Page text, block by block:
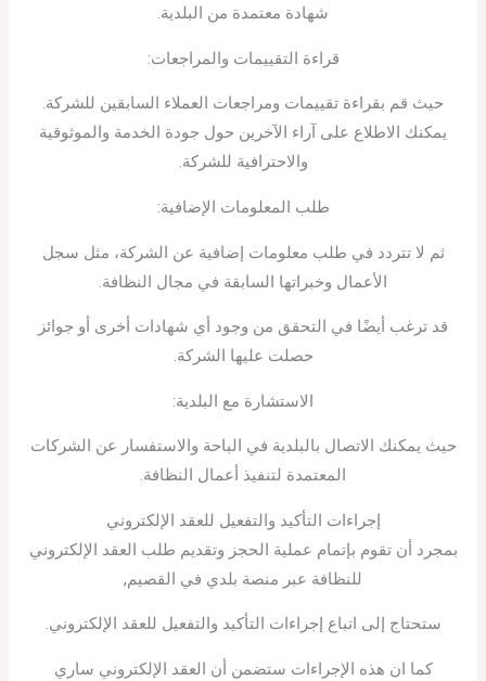
شهادة معتمدة من البلدية.
قراءة التقييمات والمراجعات:
حيث قم بقراءة تقييمات ومراجعات العملاء السابقين للشركة.
يمكنك الاطلاع على آراء الآخرين حول جودة الخدمة والموثوقية
والاحترافية للشركة.
طلب المعلومات الإضافية:
ثم لا تتردد في طلب معلومات إضافية عن الشركة، مثل سجل
الأعمال وخبراتها السابقة في مجال النظافة.
قد ترغب أيضًا في التحقق من وجود أي شهادات أخرى أو جوائز
حصلت عليها الشركة.
الاستشارة مع البلدية:
حيث يمكنك الاتصال بالبلدية في الباحة والاستفسار عن الشركات
المعتمدة لتنفيذ أعمال النظافة.
إجراءات التأكيد والتفعيل للعقد الإلكتروني
بمجرد أن تقوم بإتمام عملية الحجز وتقديم طلب العقد الإلكتروني
للنظافة عبر منصة بلدي في القصيم,
ستحتاج إلى اتباع إجراءات التأكيد والتفعيل للعقد الإلكتروني.
كما ان هذه الإجراءات ستضمن أن العقد الإلكتروني ساري